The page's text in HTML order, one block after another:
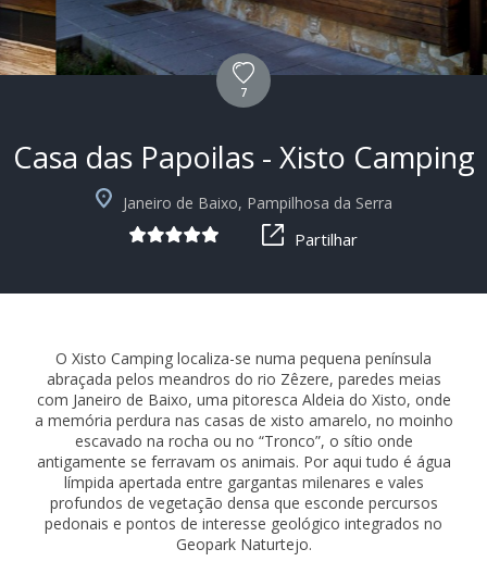
+4
7
Casa das Papoilas - Xisto Camping
Janeiro de Baixo, Pampilhosa da Serra
Partilhar
O Xisto Camping localiza-se numa pequena península
abraçada pelos meandros do rio Zêzere, paredes meias
com Janeiro de Baixo, uma pitoresca Aldeia do Xisto, onde
a memória perdura nas casas de xisto amarelo, no moinho
escavado na rocha ou no “Tronco”, o sítio onde
antigamente se ferravam os animais. Por aqui tudo é água
límpida apertada entre gargantas milenares e vales
profundos de vegetação densa que esconde percursos
pedonais e pontos de interesse geológico integrados no
Geopark Naturtejo.